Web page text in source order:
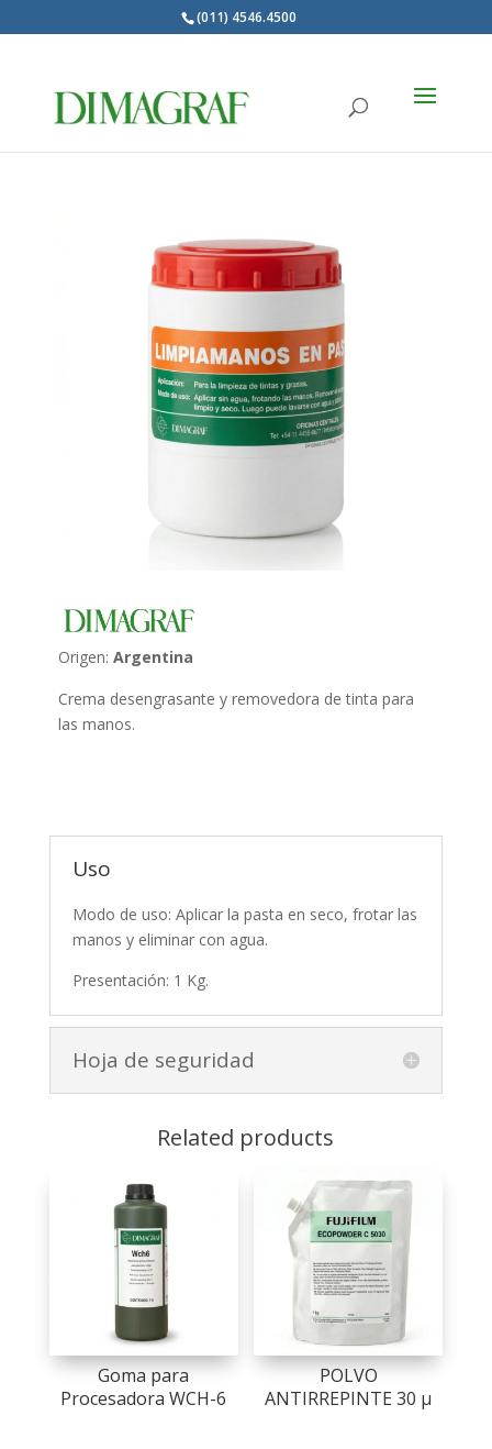
(011) 4546.4500
Origen: Argentina
Crema desengrasante y removedora de tinta para
las manos.
Uso
Modo de uso: Aplicar la pasta en seco, frotar las
manos y eliminar con agua.
Presentación: 1 Kg.
Hoja de seguridad
Related products
Goma para
Procesadora WCH-6
POLVO
ANTIRREPINTE 30 µ